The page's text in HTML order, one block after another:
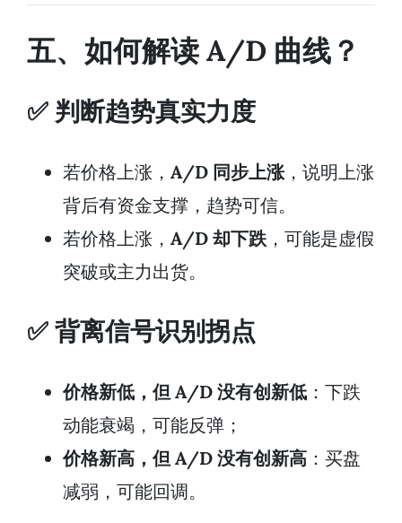
五、如何解读 A/D 曲线？
✅ 判断趋势真实力度
若价格上涨， A/D 同步上涨 ，说明上涨
背后有资金支撑，趋势可信。
若价格上涨， A/D 却下跌 ，可能是虚假
突破或主力出货。
✅ 背离信号识别拐点
价格新低，但 A/D 没有创新低 ：下跌
动能衰竭，可能反弹；
价格新高，但 A/D 没有创新高 ：买盘
减弱，可能回调。